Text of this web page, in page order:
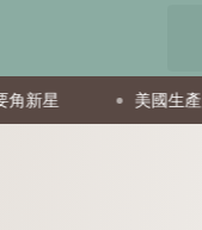
美國生產力成長驅動